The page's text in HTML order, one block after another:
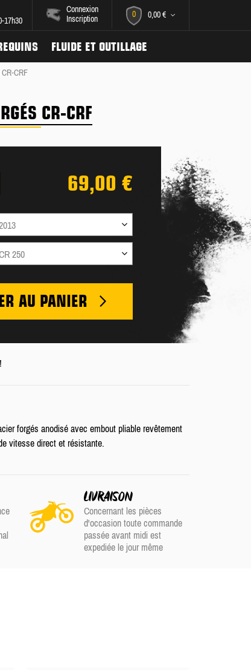
0 0,00 €
Connexion
Inscription
17h30
FLUIDE ET OUTILLAGE
CRF
CR-CRF
69,00 €
250
AU PANIER
forgés anodisé avec embout pliable revêtement
vitesse direct et résistante.
LIVRAISON
Concernant les pièces
d'occasion toute commande
passée avant midi est
expediée le jour même